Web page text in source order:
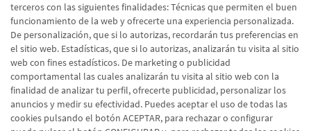
terceros con las siguientes finalidades: Técnicas que permiten el buen
funcionamiento de la web y ofrecerte una experiencia personalizada.
De personalización, que si lo autorizas, recordarán tus preferencias en
el sitio web. Estadísticas, que si lo autorizas, analizarán tu visita al sitio
web con fines estadísticos. De marketing o publicidad
comportamental las cuales analizarán tu visita al sitio web con la
finalidad de analizar tu perfil, ofrecerte publicidad, personalizar los
anuncios y medir su efectividad. Puedes aceptar el uso de todas las
cookies pulsando el botón ACEPTAR, para rechazar o configurar
Actualidad(514)
Internacional(490)
Empresa(138)
Recomendaciones
Internacional - Cloned(8)